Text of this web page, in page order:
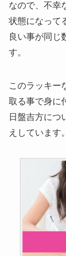
なので、不幸
状態になって
良い事が同じ
す。
このラッキー
取る事で身に
日盤吉方につ
えしています。